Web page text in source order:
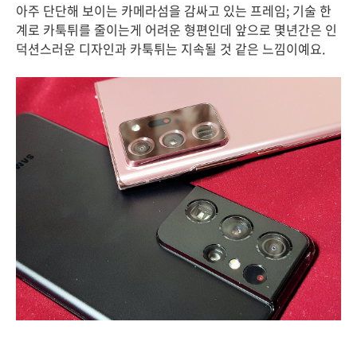
아주 단단해 보이는 카메라섬을 감싸고 있는 프레임; 기술 한
계로 카툭튀를 줄이는게 어려운 형편인데 앞으로 몇년간은 인
덕션스러운 디자인과 카툭튀는 지속될 것 같은 느낌이예요.